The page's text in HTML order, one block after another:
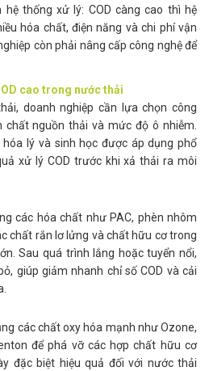
thống xử lý: COD càng cao thì hệ
hóa chất, điện năng và chi phí vận
còn phải nâng cấp công nghệ để
cao trong nước thải
doanh nghiệp cần lựa chọn công
chất nguồn thải và mức độ ô nhiễm.
hóa lý và sinh học được áp dụng phổ
xử lý COD trước khi xả thải ra môi
các hóa chất như PAC, phèn nhôm
chất rắn lơ lửng và chất hữu cơ trong
Sau quá trình lắng hoặc tuyển nổi,
giúp giảm nhanh chỉ số COD và cải
các chất oxy hóa mạnh như Ozone,
để phá vỡ các hợp chất hữu cơ
đặc biệt hiệu quả đối với nước thải